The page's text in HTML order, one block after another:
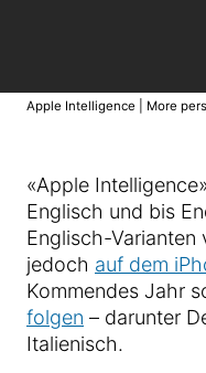
Apple Intelligence | More
«Apple
Englisch und bis
Englisch-
jedoch auf dem
Kommendes Jahr
folgen – darunter
Italienisch.